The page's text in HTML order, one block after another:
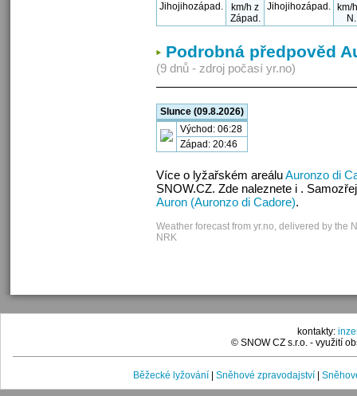
Podrobná předpověd
(9 dnů - zdroj počasí yr.no)
Slunce (09.8.2026)
Východ: 06:28
Západ: 20:46
Více o lyžařském areáluAuronzo di
SNOW.CZ. Zde naleznete i .
Auron (Auronzo di Cadore).
Weather forecast from yr.no, delivered by the
NRK
kontakty:
© SNOW CZ s.r.o. - využití
Běžecké lyžování Sněhové zpravodajství